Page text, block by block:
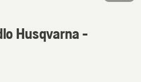
Husqvarna -